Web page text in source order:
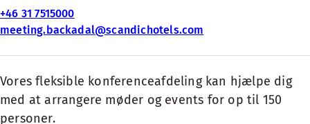
+46 31 7515000
meeting.backadal@scandichotels.com
Vores fleksible konferenceafdeling kan hjælpe dig
med at arrangere møder og events for op til 150
personer.